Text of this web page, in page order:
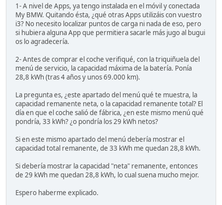
1- A nivel de Apps, ya tengo instalada en el móvil y conectada
My BMW. Quitando ésta, ¿qué otras Apps utilizáis con vuestro
i3? No necesito localizar puntos de carga ni nada de eso, pero
si hubiera alguna App que permitiera sacarle más jugo al bugui
os lo agradecería.
2- Antes de comprar el coche verifiqué, con la triquiñuela del
menú de servicio, la capacidad máxima de la batería. Ponía
28,8 kWh (tras 4 años y unos 69.000 km).
La pregunta es, ¿este apartado del menú qué te muestra, la
capacidad remanente neta, o la capacidad remanente total? El
día en que el coche salió de fábrica, ¿en este mismo menú qué
pondría, 33 kWh? ¿o pondría los 29 kWh netos?
Si en este mismo apartado del menú debería mostrar el
capacidad total remanente, de 33 kWh me quedan 28,8 kWh.
Si debería mostrar la capacidad "neta" remanente, entonces
de 29 kWh me quedan 28,8 kWh, lo cual suena mucho mejor.
Espero haberme explicado.